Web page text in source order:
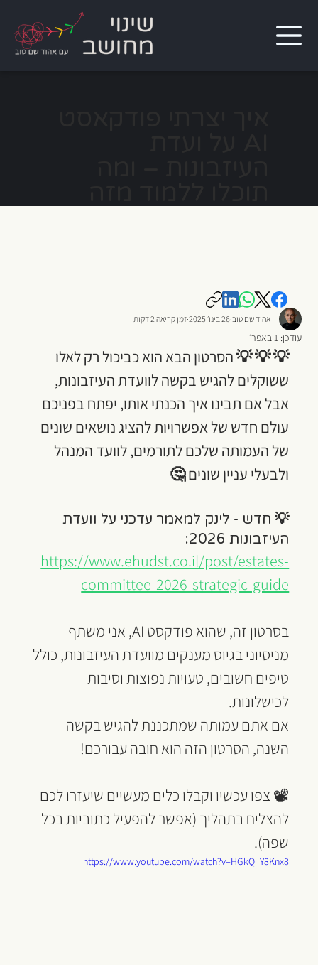
אהוד שם טוב 26 בינו׳ 2025 זמן קריאה 2 דקות
עודכן: 1 באפר׳
💡 💡 💡 הסרטון הבא הוא כביכול רק לאלו
ששוקלים להגיש בקשה לוועדת העיזבונות,
אבל אם תבינו איך הכנתי אותו, יפתח בפניכם
עולם חדש של אפשרויות להציג נושאים שונים
של העמותה שלכם לתורמים, לוועד המנהל
ולבעלי עניין שונים 🤔
💡 חדש - לינק למאמר עדכני על וועדת
העיזבונות 2026:
https://www.ehudst.co.il/post/estates-
committee-2026-strategic-guide
בסרטון זה, שהוא פודקסט AI, אני משתף
מניסיוני בגיוס מענקים מוועדת העיזבונות, כולל
טיפים חשובים, טעויות נפוצות וסיבות
לכישלונות.
אם אתם עמותה שמתכננת להגיש בקשה
השנה, הסרטון הזה הוא חובה עבורכם!
📽 צפו עכשיו וקבלו כלים מעשיים שיעזרו לכם
להצליח בתהליך (אפשר להפעיל כתוביות בכל
שפה).
https://www.youtube.com/watch?v=HGkQ_Y8Knx8